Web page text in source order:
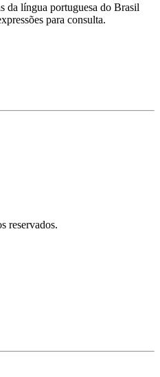
da língua portuguesa do Brasil
para consulta.
reservados.